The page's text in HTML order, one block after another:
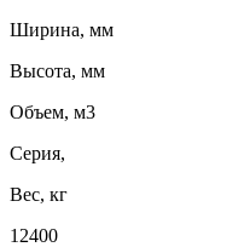
Ширина, мм
Высота, мм
Объем, м3
Серия,
Вес, кг
12400